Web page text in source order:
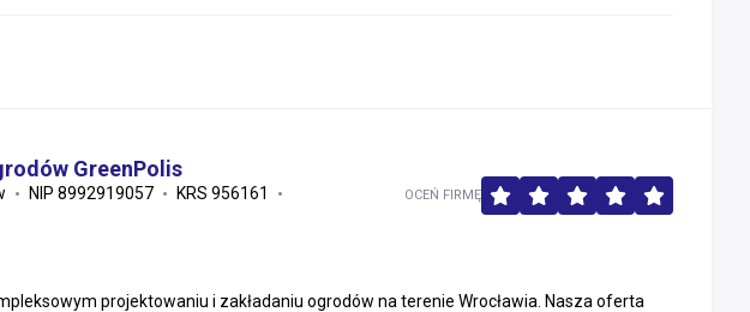
GreenPolis
NIP 8992919057
KRS 956161
projektowaniu i zakładaniu ogrodów na terenie Wrocławia. Nasza oferta
OCEŃ FIRMĘ